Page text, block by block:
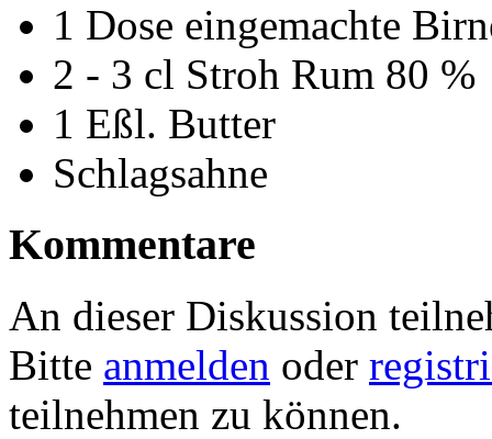
1 Dose eingemachte
2 - 3 cl Stroh Rum 80 %
1 Eßl. Butter
Schlagsahne
Kommentare
An dieser Diskussion
Bitte anmelden oder
teilnehmen zu können.